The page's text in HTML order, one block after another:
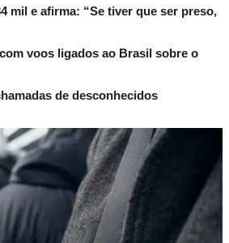
mil e afirma: “Se tiver que ser preso,
voos ligados ao Brasil sobre o
de desconhecidos